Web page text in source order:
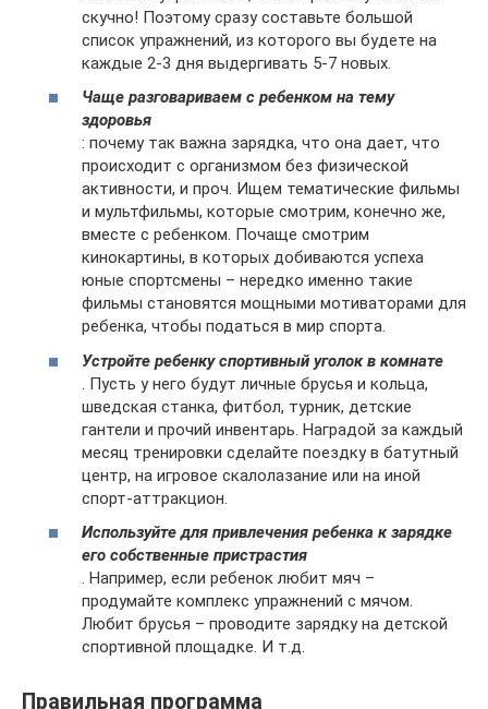
скучно! Поэтому сразу составьте большой
список упражнений, из которого вы будете на
каждые 2-3 дня выдергивать 5-7 новых.
Чаще разговариваем с ребенком на тему
здоровья
: почему так важна зарядка, что она дает, что
происходит с организмом без физической
активности, и проч. Ищем тематические фильмы
и мультфильмы, которые смотрим, конечно же,
вместе с ребенком. Почаще смотрим
кинокартины, в которых добиваются успеха
юные спортсмены – нередко именно такие
фильмы становятся мощными мотиваторами для
ребенка, чтобы податься в мир спорта.
Устройте ребенку спортивный уголок в комнате
. Пусть у него будут личные брусья и кольца,
шведская станка, фитбол, турник, детские
гантели и прочий инвентарь. Наградой за каждый
месяц тренировки сделайте поездку в батутный
центр, на игровое скалолазание или на иной
спорт-аттракцион.
Используйте для привлечения ребенка к зарядке
его собственные пристрастия
. Например, если ребенок любит мяч –
продумайте комплекс упражнений с мячом.
Любит брусья – проводите зарядку на детской
спортивной площадке. И т.д.
Правильная программа